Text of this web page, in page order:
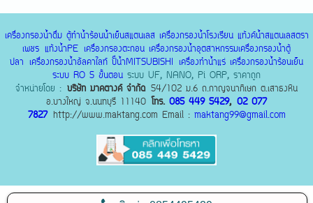
เครื่องกรองน้ำดื่ม ตู้ทำน้ำร้อนน้ำเย็นสแตนเลส เครื่องกรองน้ำโรงเรียน แท้งค์น้ำสแตนเลสตรา
เพชร แท้งน้ำPE เครื่องกรองตะกอน เครื่องกรองน้ำอุตสาหกรรมเครื่องกรองน้ำตู้
ปลา เครื่องกรองน้ำอัลคาไลท์ ปั๊น้ำMITSUBISHI เครื่องทำน้ำแร่ เครื่องกรองน้ำร้อนเย็น
ระบบ RO 5 ขั้นตอน ระบบ UF, NANO, Pi ORP, ราคาถูก
จำหน่ายโดย : บริษัท มาคตางค์ จำกัด 54/102 ม.6 ถ.กาญจนาภิเษก ต.เสาธงหิน
อ.บางใหญ่ จ.นนทบุรี 11140 โทร. 085 449 5429, 02 077
7827 http://www.maktang.com Email : maktang99@gmail.com